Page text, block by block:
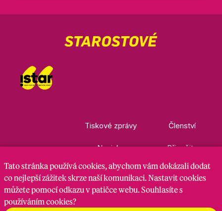
Tiskové zprávy
Novinky
Kontakty
Členství
Přispějte
Ke stažení
Nastavení cookies GDPRRSS kanál
Tato stránkapoužívá cookies, abychom vám dokázali dodat
co nejlepší zážitek skrze naší komunikaci. Nastavit cookies
můžete pomocí odkazu v patičce webu. Souhlasíte s
používáním cookies?